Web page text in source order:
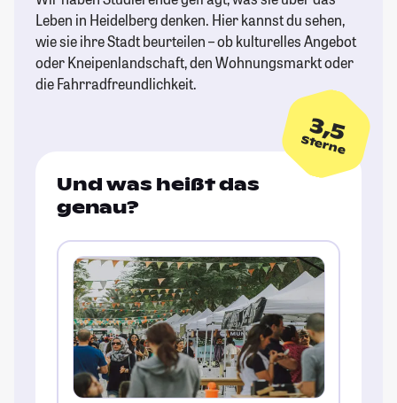
Leben in Heidelberg denken. Hier kannst du sehen,
wie sie ihre Stadt beurteilen – ob kulturelles Angebot
oder Kneipenlandschaft, den Wohnungsmarkt oder
die Fahrradfreundlichkeit.
3,5
Sterne
Und was heißt das
genau?